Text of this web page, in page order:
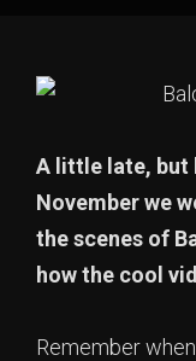
A little late, but
November we
the scenes of
how the cool
Remember